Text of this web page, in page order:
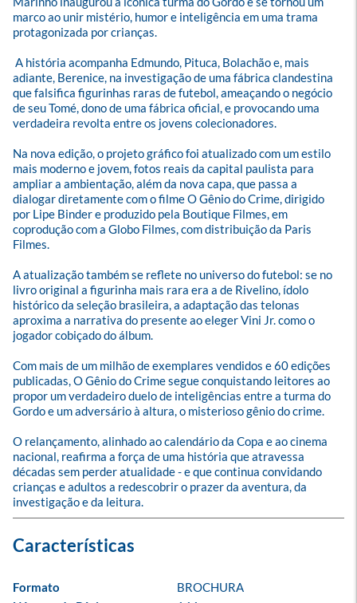
marco ao unir mistério, humor e inteligência em uma trama
protagonizada por crianças.
adiante, Berenice, na investigação de uma fábrica clandestina
que falsifica figurinhas raras de futebol, ameaçando o negócio
de seu Tomé, dono de uma fábrica oficial, e provocando uma
verdadeira revolta entre os jovens colecionadores.
Na nova edição, o projeto gráfico foi atualizado com um estilo
mais moderno e jovem, fotos reais da capital paulista para
ampliar a ambientação, além da nova capa, que passa a
dialogar diretamente com o filme O Gênio do Crime, dirigido
por Lipe Binder e produzido pela Boutique Filmes, em
coprodução com a Globo Filmes, com distribuição da Paris
Filmes.
A atualização também se reflete no universo do futebol: se no
livro original a figurinha mais rara era a de Rivelino, ídolo
histórico da seleção brasileira, a adaptação das telonas
aproxima a narrativa do presente ao eleger Vini Jr. como o
jogador cobiçado do álbum.
Com mais de um milhão de exemplares vendidos e 60 edições
publicadas, O Gênio do Crime segue conquistando leitores ao
propor um verdadeiro duelo de inteligências entre a turma do
Gordo e um adversário à altura, o misterioso gênio do crime.
O relançamento, alinhado ao calendário da Copa e ao cinema
nacional, reafirma a força de uma história que atravessa
décadas sem perder atualidade - e que continua convidando
crianças e adultos a redescobrir o prazer da aventura, da
investigação e da leitura.
Formato
BROCHURA